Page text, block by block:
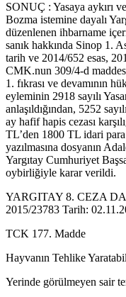
SONUÇ : Yasaya aykırı
Bozma istemine dayalı
düzenlenen ihbarname
sanık hakkında Sinop 1.
tarih ve 2014/652 esas,
CMK.nun 309/4-d
1. fıkrası ve devamının
eyleminin 2918 sayılı
anlaşıldığından, 5252
ay hafif hapis cezası
TL’den 1800 TL idari para
yazılmasına dosyanın
Yargıtay Cumhuriyet
oybirliğiyle karar verildi.
YARGITAY 8. CEZA
2015/23783 Tarih:
TCK 177. Madde
Hayvanın Tehlike
Yerinde görülmeyen sair